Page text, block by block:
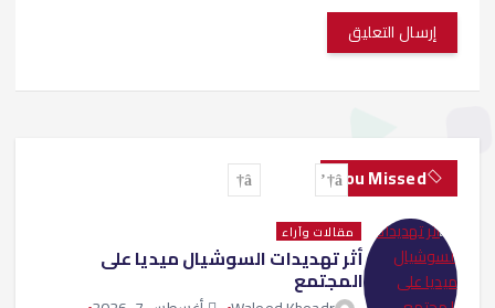
You Missed
مقالات وآراء
أثر تهديدات السوشيال ميديا على
المجتمع